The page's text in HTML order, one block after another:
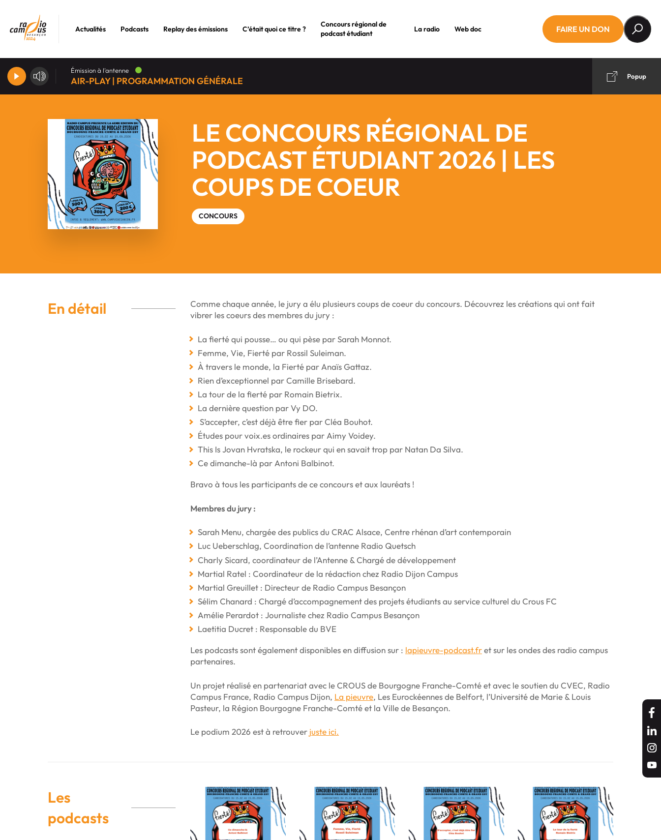
Actualités Podcasts Replay des émissions C’était quoi ce titre ?
Concours régional de
podcast étudiant
La radio Web doc FAIRE UN DON
Émission à l'antenne
AIR-PLAY | PROGRAMMATION GÉNÉRALE Popup
LE CONCOURS RÉGIONAL DE
PODCAST ÉTUDIANT 2026 | LES
COUPS DE COEUR
CONCOURS
En détail
Comme chaque année, le jury a élu plusieurs coups de coeur du concours. Découvrez les créations qui ont fait
vibrer les coeurs des membres du jury :
La fiertéqui pousse… ou qui pèse par Sarah Monnot.
Femme, Vie, Fierté par Rossil Suleiman.
À travers le monde, la Fierté par Anaïs Gattaz.
Rien d’exceptionnel par Camille Brisebard.
La tourde la fierté par Romain Bietrix.
La dernière question par Vy DO.
S’accepter, c’estdéjà êtrefier par Cléa Bouhot.
Études pour voix.es ordinaires par Aimy Voidey.
This Is Jovan Hvratska, le rockeur qui en savait trop par Natan Da Silva.
Ce dimanche-là par Antoni Balbinot.
Bravo à tous les participants de ce concours et aux lauréats !
Membres du jury :
Sarah Menu, chargée des publics du CRAC Alsace, Centre rhénan d’art contemporain
Luc Ueberschlag, Coordination de l’antenne Radio Quetsch
Charly Sicard, coordinateur de l’Antenne & Chargé de développement
Martial Ratel : Coordinateur de la rédaction chez Radio Dijon Campus
Martial Greuillet : Directeur de Radio Campus Besançon
Sélim Chanard : Chargé d’accompagnement des projets étudiants au service culturel du Crous FC
Amélie Perardot : Journaliste chez Radio Campus Besançon
Laetitia Ducret : Responsable du BVE
Les podcasts sont également disponibles en diffusion sur : lapieuvre-podcast.fret sur les ondes des radio campus
partenaires.
Un projet réalisé en partenariat avec le CROUS de Bourgogne Franche-Comté et avec le soutien du CVEC, Radio
Campus France, Radio Campus Dijon, La pieuvre, Les Eurockéennes de Belfort, l’Université de Marie & Louis
Pasteur, la Région Bourgogne Franche-Comté et la Ville de Besançon.
Le podium 2026 est à retrouver juste ici.
Les
podcasts